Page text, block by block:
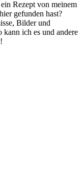
Rezept von meinem
gefunden hast?
Bilder und
ich es und andere